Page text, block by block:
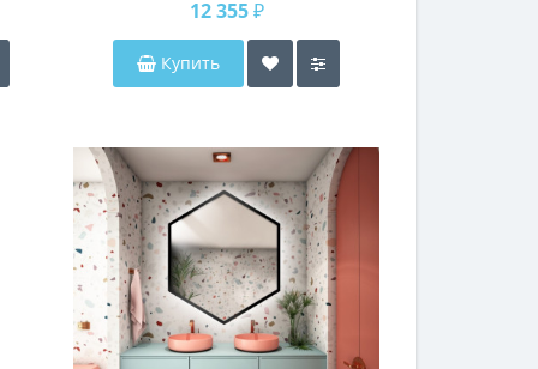
12 355 ₽
Купить